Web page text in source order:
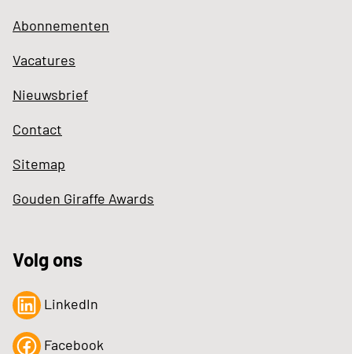
Abonnementen
Vacatures
Nieuwsbrief
Contact
Sitemap
Gouden Giraffe Awards
Volg ons
LinkedIn
Facebook